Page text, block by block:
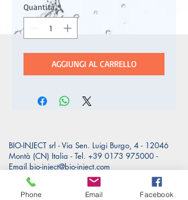
Quantità *
AGGIUNGI AL CARRELLO
BIO-INJECT srl - Via Sen. Luigi Burgo, 4 - 12046
Montà (CN) Italia - Tel. +39 0173 975000 -
Email bio-inject@bio-inject.com
PRIVACY POLICY|COOKIE POLICY
Phone Email Facebook